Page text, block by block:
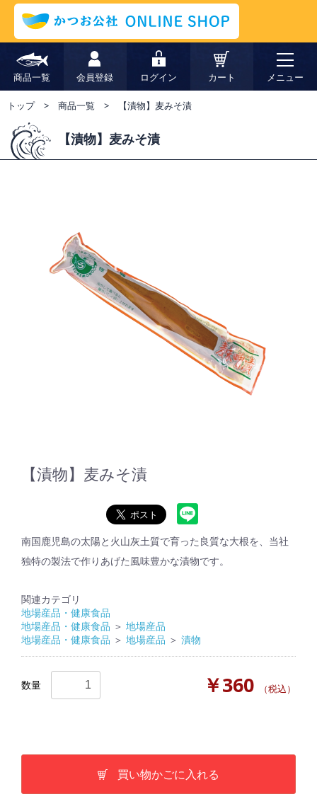
商品一覧 会員登録 ログイン カート メニュー
トップ 商品一覧 【漬物】麦みそ漬
【漬物】麦みそ漬
【漬物】麦みそ漬
南国鹿児島の太陽と火山灰土質で育った良質な大根を、当社
独特の製法で作りあげた風味豊かな漬物です。
関連カテゴリ
地場産品・健康食品
地場産品・健康食品 ＞ 地場産品
地場産品・健康食品 ＞ 地場産品 ＞ 漬物
￥360 （税込）
数量
買い物かごに入れる